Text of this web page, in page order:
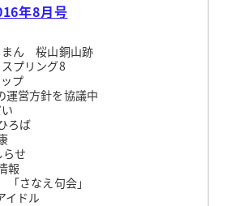
年8月号
ん 桜山銅山跡
プリング8
プ
方針を協議中
ろば
せ
報
さなえ句会」
ドル